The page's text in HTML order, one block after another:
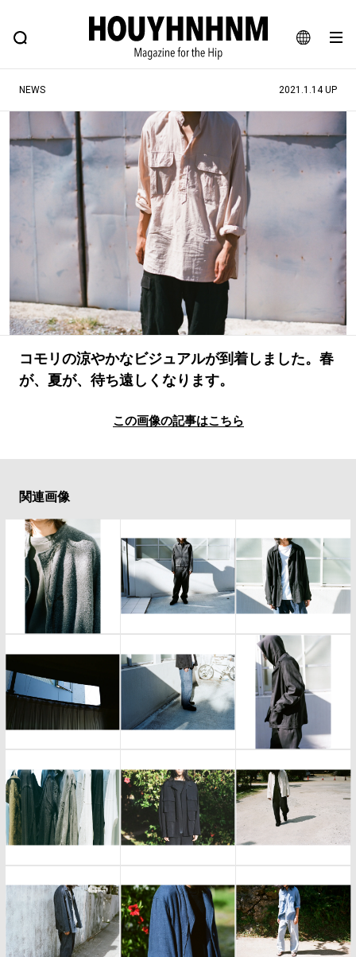
JA
EN
FEATURE BLOG SNAP
ヒップなファッション、カルチャー、ライフスタイルWEBマガジン
#注目のタグ
#SHOPPING ADDICT #憧れの逸品
#ESSENTIAL DESIGNS #古着サミット
#NEW VINTAGE #マイナーグッド図鑑
#路地裏てぃーん。 #MONTHLY JOURNAL
#GH 銘品の所以 #フイナムのYouTube
#Commune H #FOCUS IT #AH.H
#ととけん #FASHION #MUSIC #MOVIE
#LIFESTYLE #SNEAKER #OUTDOOR
#SPORTS #HANDSOME HANDBOOK
NEWS 2021.1.14 UP
コモリの涼やかなビジュアルが到着しました。春
が、夏が、待ち遠しくなります。
この画像の記事はこちら
関連画像